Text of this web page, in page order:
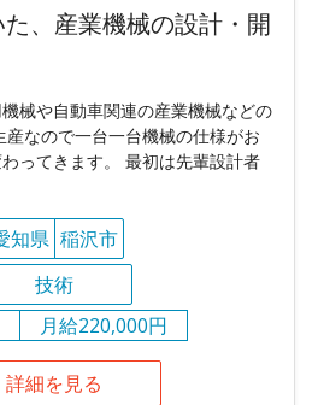
た、産業機械の設計・開
械や自動車関連の産業機械などの
なので一台一台機械の仕様がお
ってきます。 最初は先輩設計者
知県 稲沢市
技術
月給220,000円
詳細を見る